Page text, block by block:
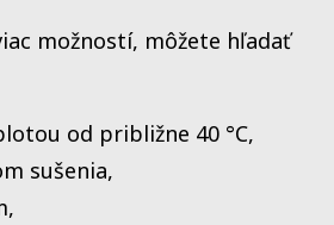
možností, môžete hľadať
od približne 40 °C,
sušenia,